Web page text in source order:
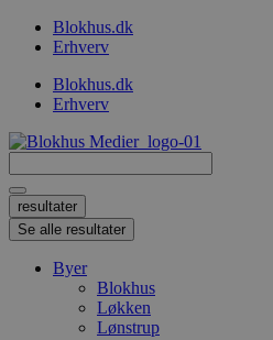
VidereBlokhus.dk
Erhverv
Blokhus.dk
Erhverv
...
resultater
Se alle resultater
Byer
Blokhus
Løkken
Lønstrup